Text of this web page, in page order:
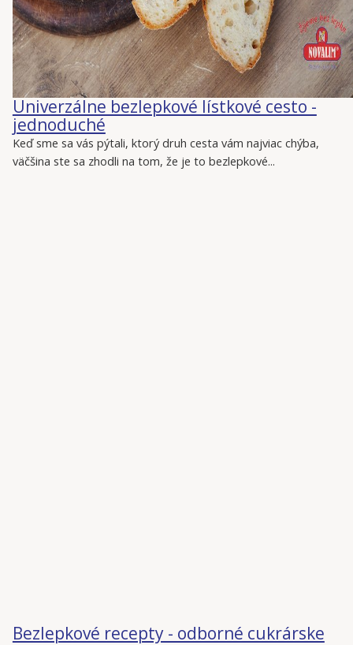
Univerzálne bezlepkové lístkové cesto -
jednoduché
Keď sme sa vás pýtali, ktorý druh cesta vám najviac chýba,
väčšina ste sa zhodli na tom, že je to bezlepkové...
Bezlepkové recepty - odborné cukrárske